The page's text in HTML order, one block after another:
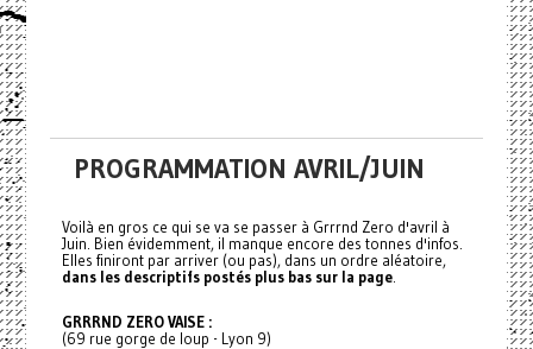
PROGRAMMATION AVRIL/JUIN
Voilà en gros ce qui se va se passer à Grrrnd Zero d'avril à
Juin. Bien évidemment, il manque encore des tonnes d'infos.
Elles finiront par arriver (ou pas), dans un ordre aléatoire,
dans les descriptifs postés plus bas sur la page.
GRRRND ZERO VAISE :
(69 rue gorge de loup - Lyon 9)